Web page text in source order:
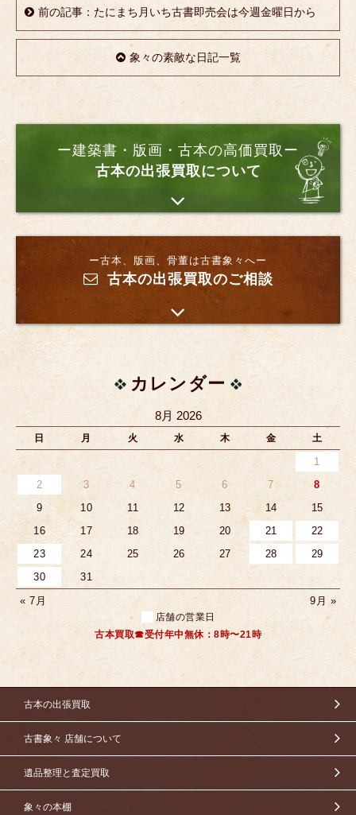
前の記事：たにまち月いち古書即売会は今週金曜日から
象々の素敵な日記一覧
ー建築書・版画・古本の高価買取ー
古本の出張買取について
ー古本、版画、骨董は古書象々へー
古本の出張買取のご相談
カレンダー
8月 2026
日 月 火 水 木 金 土
1
2
3 4 5 6 7
8
9
10 11 12 13 14
15
16
17 18 19 20 21
22
23
24 25 26 27 28
29
30
31
« 7月
9月 »
店舗の営業日
古本買取☎受付年中無休：8時〜21時
古本の出張買取
古書象々 店舗について
遺品整理と査定買取
象々の本棚